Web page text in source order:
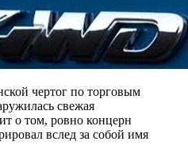
чертог по торговым
свежая
о том, ровно концерн
вслед за собой имя